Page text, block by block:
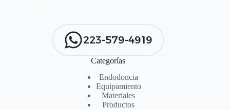
223-579-4919
Categorías
Endodoncia
Equipamiento
Materiales
Productos